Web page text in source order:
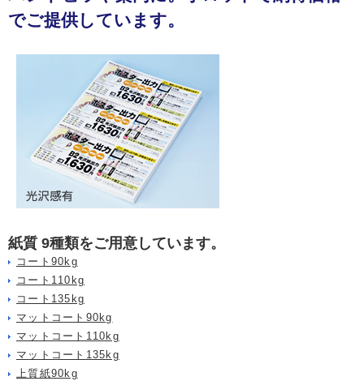
でご提供しています。
紙質 9種類をご用意しています。
コート90kg
コート110kg
コート135kg
マットコート90kg
マットコート110kg
マットコート135kg
上質紙90kg